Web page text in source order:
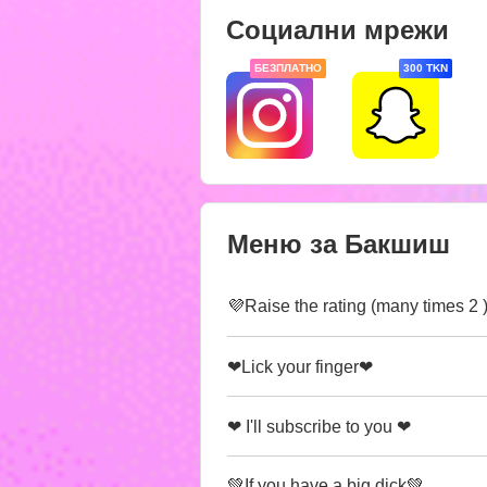
Социални мрежи
БЕЗПЛАТНО 300 TKN
Меню за Бакшиш
💜Raise the rating (many times 2
❤Lick your finger❤
❤ I'll subscribe to you ❤